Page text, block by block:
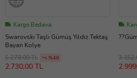
Kargo Bedava
Swarovski Taşlı Gümüş Yıldız Tektaş
Bayan Kolye
5.278,00 TL
%48
2.730,00 TL